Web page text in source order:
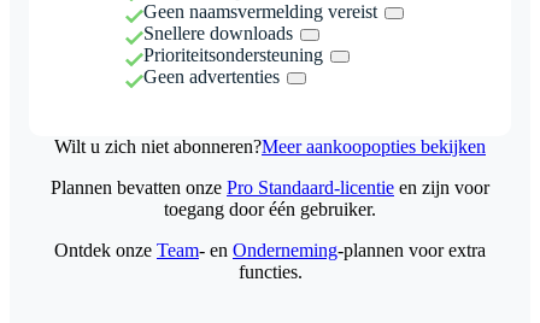
Geen naamsvermelding vereist
Snellere downloads
Prioriteitsondersteuning
Geen advertenties
Wilt u zich niet abonneren?Meer aankoopopties bekijken
Plannen bevatten onze Pro Standaard-licentie en zijn voor
toegang door één gebruiker.
Ontdek onze Team- en Onderneming-plannen voor extra
functies.